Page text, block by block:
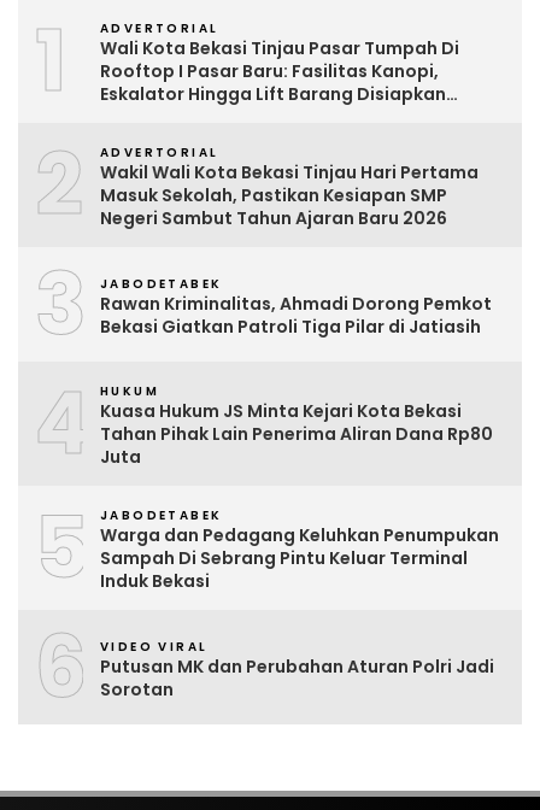
1 ADVERTORIAL
Wali Kota Bekasi Tinjau Pasar Tumpah Di
Rooftop I Pasar Baru: Fasilitas Kanopi,
Eskalator Hingga Lift Barang Disiapkan
2 ADVERTORIAL
Wakil Wali Kota Bekasi Tinjau Hari Pertama
Masuk Sekolah, Pastikan Kesiapan SMP
Negeri Sambut Tahun Ajaran Baru 2026
3 JABODETABEK
Rawan Kriminalitas, Ahmadi Dorong Pemkot
Bekasi Giatkan Patroli Tiga Pilar di Jatiasih
4 HUKUM
Kuasa Hukum JS Minta Kejari Kota Bekasi
Tahan Pihak Lain Penerima Aliran Dana Rp80
Juta
5 JABODETABEK
Warga dan Pedagang Keluhkan Penumpukan
Sampah Di Sebrang Pintu Keluar Terminal
Induk Bekasi
6 VIDEO VIRAL
Putusan MK dan Perubahan Aturan Polri Jadi
Sorotan